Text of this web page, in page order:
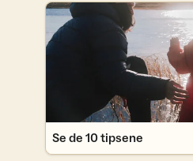
Se de 10 tipsene
Se de 10 tipsene